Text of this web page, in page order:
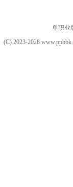
单职业
(C) 2023-2028